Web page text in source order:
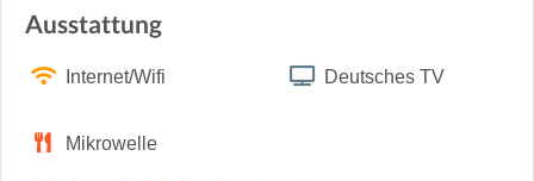
Ausstattung
Internet/Wifi Deutsches TV
Mikrowelle